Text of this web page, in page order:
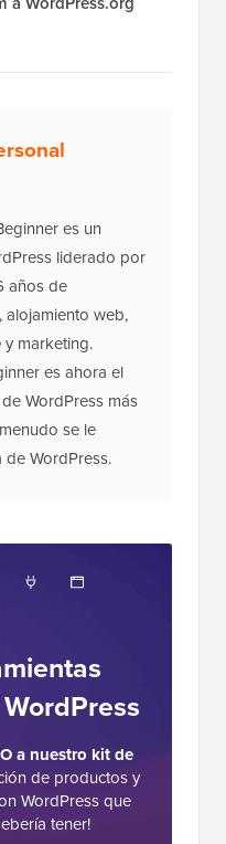
es un
liderado por
años de
alojamiento web,
marketing.
es ahora el
WordPress más
se le
WordPress.
a nuestro kit de
de productos y
WordPress que
tener!